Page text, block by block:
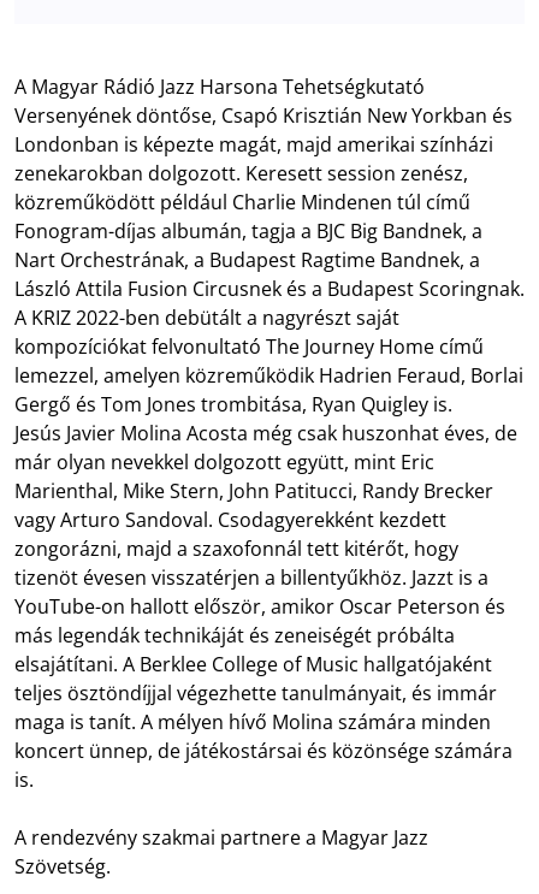
A Magyar Rádió Jazz Harsona Tehetségkutató
Versenyének döntőse, Csapó Krisztián New Yorkban és
Londonban is képezte magát, majd amerikai színházi
zenekarokban dolgozott. Keresett session zenész,
közreműködött például Charlie Mindenen túl című
Fonogram-díjas albumán, tagja a BJC Big Bandnek, a
Nart Orchestrának, a Budapest Ragtime Bandnek, a
László Attila Fusion Circusnek és a Budapest Scoringnak.
A KRIZ 2022-ben debütált a nagyrészt saját
kompozíciókat felvonultató The Journey Home című
lemezzel, amelyen közreműködik Hadrien Feraud, Borlai
Gergő és Tom Jones trombitása, Ryan Quigley is.
Jesús Javier Molina Acosta még csak huszonhat éves, de
már olyan nevekkel dolgozott együtt, mint Eric
Marienthal, Mike Stern, John Patitucci, Randy Brecker
vagy Arturo Sandoval. Csodagyerekként kezdett
zongorázni, majd a szaxofonnál tett kitérőt, hogy
tizenöt évesen visszatérjen a billentyűkhöz. Jazzt is a
YouTube-on hallott először, amikor Oscar Peterson és
más legendák technikáját és zeneiségét próbálta
elsajátítani. A Berklee College of Music hallgatójaként
teljes ösztöndíjjal végezhette tanulmányait, és immár
maga is tanít. A mélyen hívő Molina számára minden
koncert ünnep, de játékostársai és közönsége számára
is.
A rendezvény szakmai partnere a Magyar Jazz
Szövetség.